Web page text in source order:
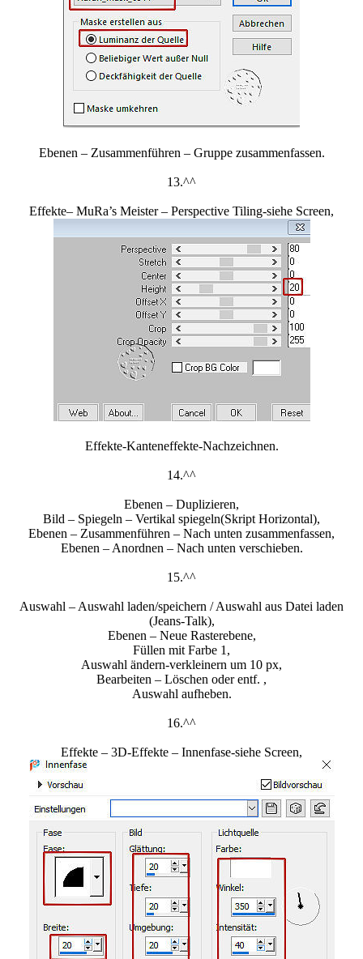
Ebenen – Zusammenführen – Gruppe zusammenfassen.
13.^^
Effekte– MuRa’s Meister – Perspective Tiling-siehe Screen,
Effekte-Kanteneffekte-Nachzeichnen.
14.^^
Ebenen – Duplizieren,
Bild – Spiegeln – Vertikal spiegeln(Skript Horizontal),
Ebenen – Zusammenführen – Nach unten zusammenfassen,
Ebenen – Anordnen – Nach unten verschieben.
15.^^
Auswahl – Auswahl laden/speichern / Auswahl aus Datei laden
(Jeans-Talk),
Ebenen – Neue Rasterebene,
Füllen mit Farbe 1,
Auswahl ändern-verkleinern um 10 px,
Bearbeiten – Löschen oder entf. ,
Auswahl aufheben.
16.^^
Effekte – 3D-Effekte – Innenfase-siehe Screen,